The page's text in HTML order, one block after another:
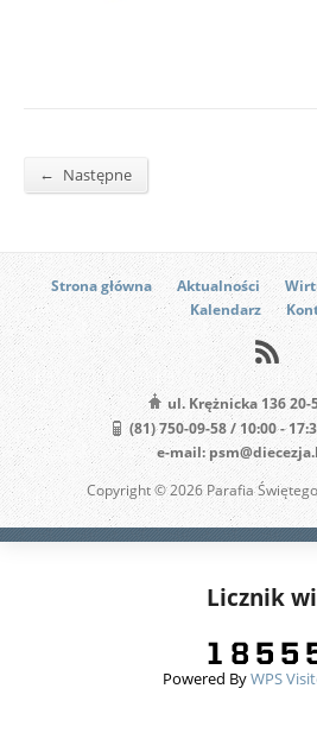
← Następne
Strona główna Aktualności
Kalendarz
ul. Krężnicka 136
(81) 750-09-58 / 10:00 -
e-mail:
Copyright © 2026 Parafia
Licznik
Powered ByWPS